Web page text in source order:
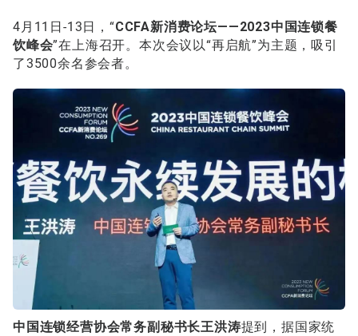
4月11日-13日，“CCFA新消费论坛——2023中国连锁餐
饮峰会”在上海召开。本次会议以“再启航”为主题，吸引
了3500余名参会者。
中国连锁经营协会常务副秘书长王洪涛提到，据国家统